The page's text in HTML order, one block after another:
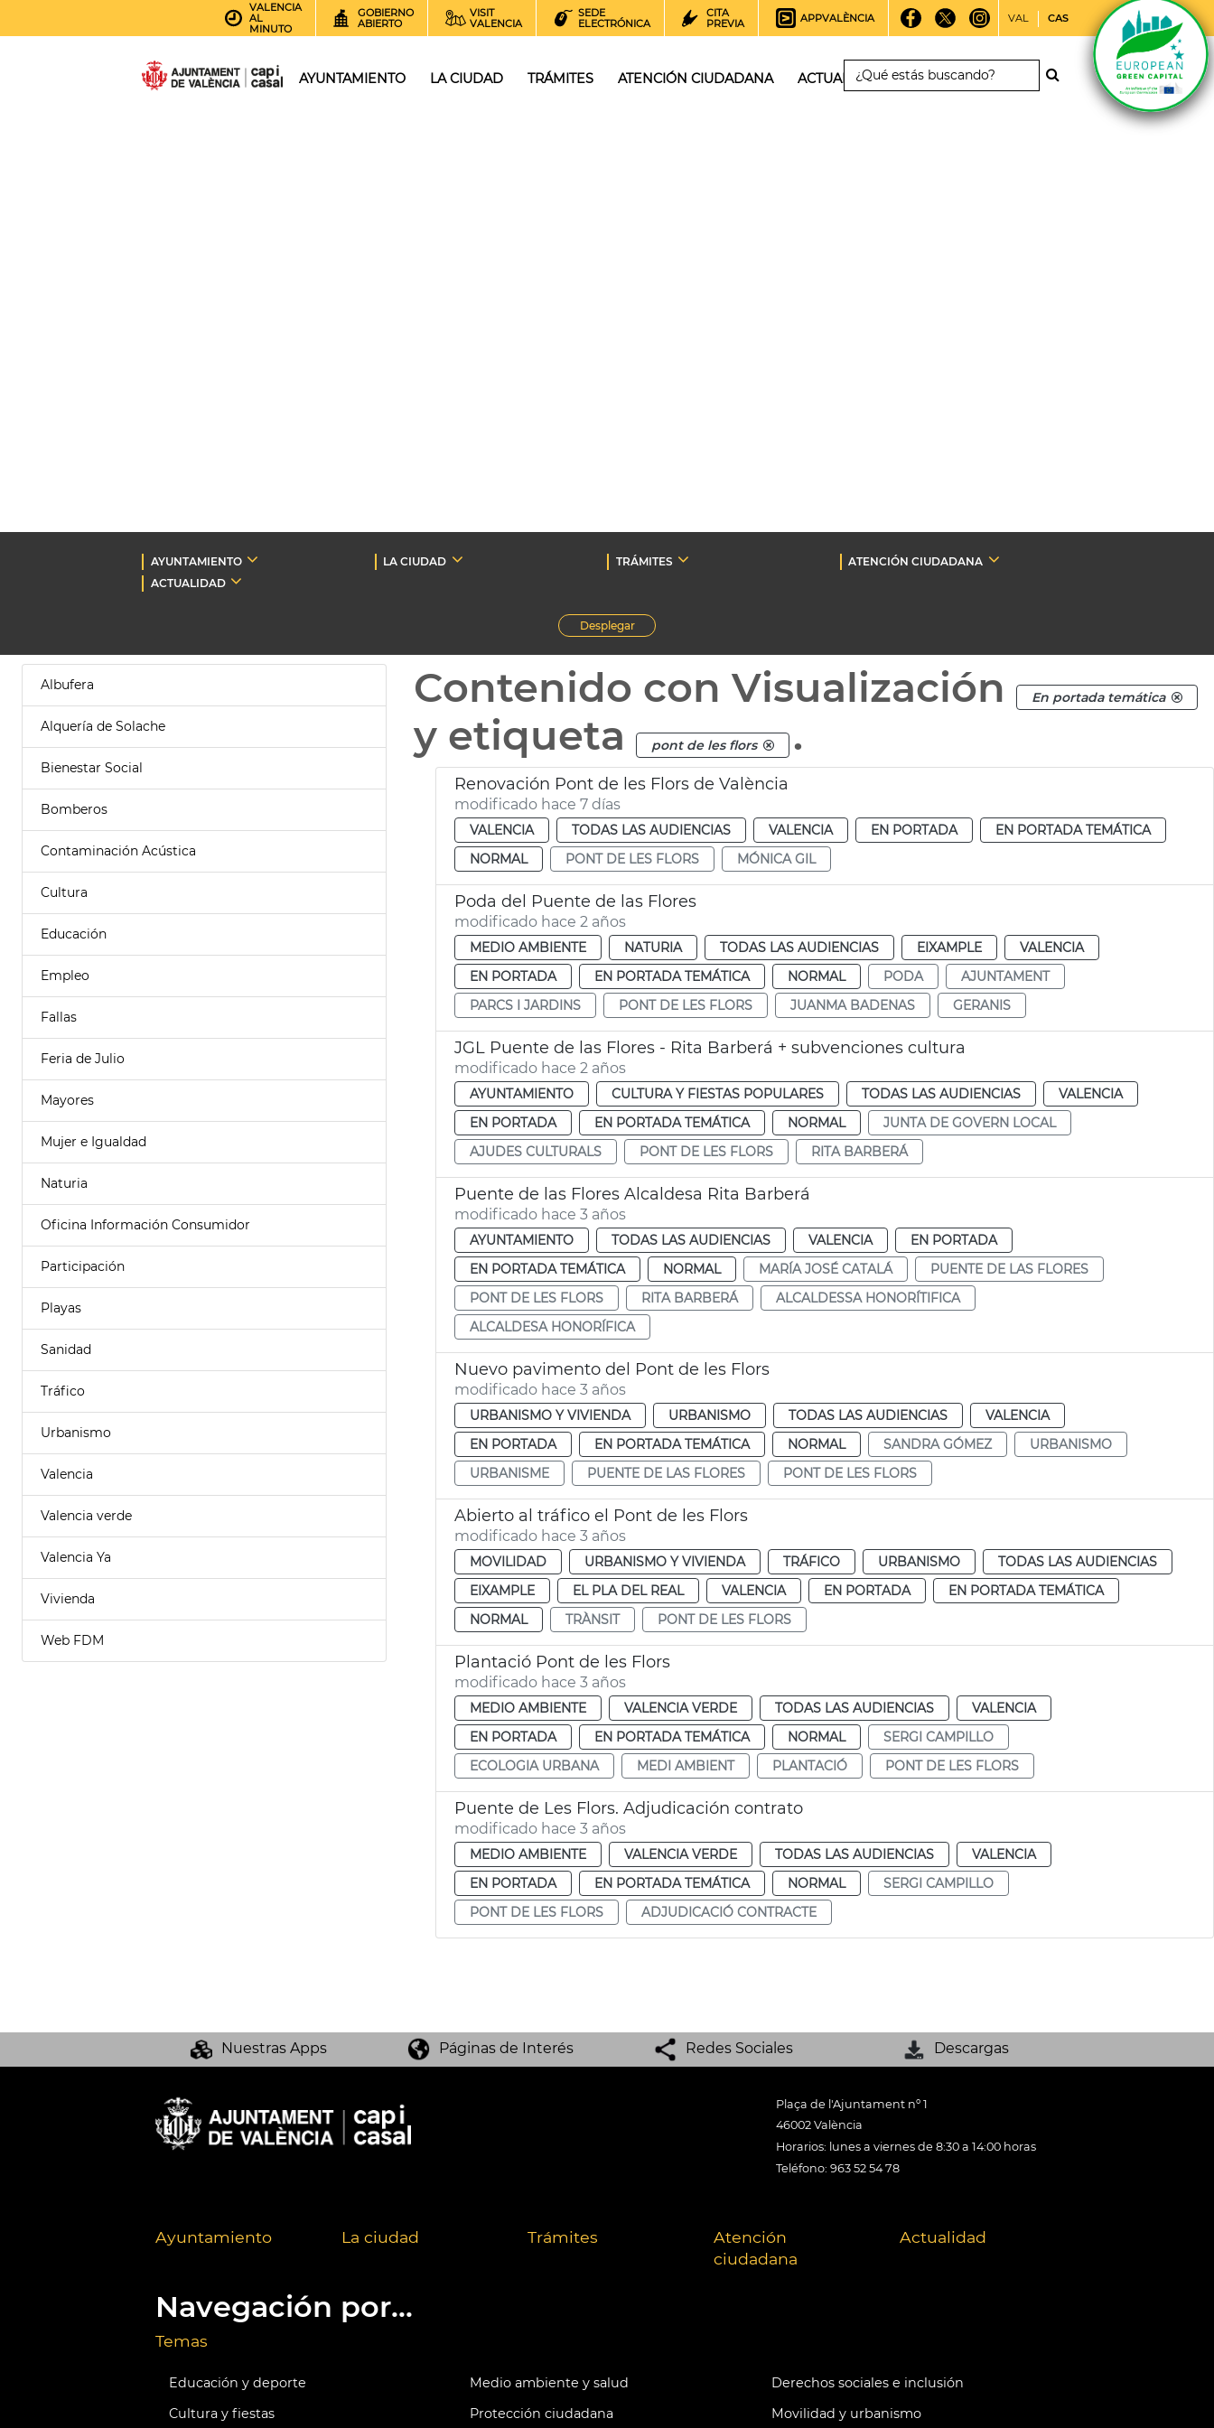
VALENCIA
AL
MINUTO
GOBIERNO
ABIERTO
VISIT
VALENCIA
SEDE
ELECTRÓNICA
CITA
PREVIA
APPVALÈNCIA VAL CAS
AYUNTAMIENTO LA CIUDAD TRÁMITES ATENCIÓN CIUDADANA ACTUALIDAD
AYUNTAMIENTO LA CIUDAD TRÁMITES
ATENCIÓN CIUDADANA
ACTUALIDAD
Desplegar
Albufera
Alquería de Solache
Bienestar Social
Bomberos
Contaminación Acústica
Cultura
Educación
Empleo
Fallas
Feria de Julio
Mayores
Mujer e Igualdad
Naturia
Oficina Información Consumidor
Participación
Playas
Sanidad
Tráfico
Urbanismo
Valencia
Valencia verde
Valencia Ya
Vivienda
Web FDM
Contenido con Visualización En portada temática
y etiqueta pont de les flors .
Renovación Pont de les Flors de València
modificado hace 7 días
VALENCIA TODAS LAS AUDIENCIAS VALENCIA EN PORTADA
EN PORTADA TEMÁTICA
NORMAL
PONT DE LES FLORS MÓNICA GIL
Poda del Puente de las Flores
modificado hace 2 años
MEDIO AMBIENTE NATURIA TODAS LAS AUDIENCIAS EIXAMPLE
VALENCIA
EN PORTADA
EN PORTADA TEMÁTICA NORMAL PODA
AJUNTAMENT
PARCS I JARDINS
PONT DE LES FLORS JUANMA BADENAS GERANIS
JGL Puente de las Flores - Rita Barberá + subvenciones cultura
modificado hace 2 años
AYUNTAMIENTO CULTURA Y FIESTAS POPULARES TODAS LAS AUDIENCIAS
VALENCIA
EN PORTADA
EN PORTADA TEMÁTICA NORMAL
JUNTA DE GOVERN LOCAL
AJUDES CULTURALS
PONT DE LES FLORS RITA BARBERÁ
Puente de las Flores Alcaldesa Rita Barberá
modificado hace 3 años
AYUNTAMIENTO TODAS LAS AUDIENCIAS VALENCIA
EN PORTADA
EN PORTADA TEMÁTICA
NORMAL MARÍA JOSÉ CATALÁ
PUENTE DE LAS FLORES
PONT DE LES FLORS
RITA BARBERÁ
ALCALDESSA HONORÍTIFICA
ALCALDESA HONORÍFICA
Nuevo pavimento del Pont de les Flors
modificado hace 3 años
URBANISMO Y VIVIENDA URBANISMO TODAS LAS AUDIENCIAS
VALENCIA
EN PORTADA
EN PORTADA TEMÁTICA NORMAL SANDRA GÓMEZ
URBANISMO
URBANISME
PUENTE DE LAS FLORES PONT DE LES FLORS
Abierto al tráfico el Pont de les Flors
modificado hace 3 años
MOVILIDAD URBANISMO Y VIVIENDA TRÁFICO URBANISMO
TODAS LAS AUDIENCIAS
EIXAMPLE
EL PLA DEL REAL VALENCIA EN PORTADA
EN PORTADA TEMÁTICA
NORMAL
TRÀNSIT PONT DE LES FLORS
Plantació Pont de les Flors
modificado hace 3 años
MEDIO AMBIENTE VALENCIA VERDE TODAS LAS AUDIENCIAS
VALENCIA
EN PORTADA
EN PORTADA TEMÁTICA NORMAL
SERGI CAMPILLO
ECOLOGIA URBANA
MEDI AMBIENT PLANTACIÓ PONT DE LES FLORS
Puente de Les Flors. Adjudicación contrato
modificado hace 3 años
MEDIO AMBIENTE VALENCIA VERDE TODAS LAS AUDIENCIAS
VALENCIA
EN PORTADA
EN PORTADA TEMÁTICA NORMAL
SERGI CAMPILLO
PONT DE LES FLORS
ADJUDICACIÓ CONTRACTE
Nuestras Apps Páginas de Interés Redes Sociales Descargas
Plaça de l'Ajuntament nº 1
46002 València
Horarios: lunes a viernes de 8:30 a 14:00 horas
Teléfono: 963 52 54 78
Ayuntamiento La ciudad Trámites
Atención
ciudadana
Actualidad
Navegación por...
Temas
Educación y deporte Medio ambiente y salud
Derechos sociales e inclusión
Cultura y fiestas
Protección ciudadana Movilidad y urbanismo